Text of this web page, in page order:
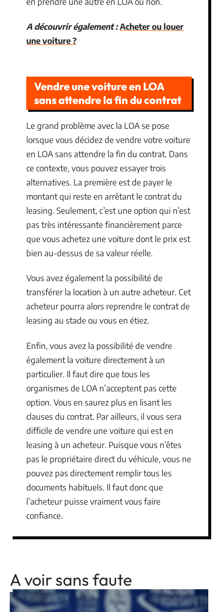
A découvrir également :Acheter ou louer
une voiture ?
Vendre une voiture en LOA
sans attendre la fin du contrat
Le grand problème avec la LOA se pose
lorsque vous décidez de vendre votre voiture
en LOA sans attendre la fin du contrat. Dans
ce contexte, vous pouvez essayer trois
alternatives. La première est de payer le
montant qui reste en arrêtant le contrat du
leasing. Seulement, c’est une option qui n’est
pas très intéressante financièrement parce
que vous achetez une voiture dont le prix est
bien au-dessus de sa valeur réelle.
Vous avez également la possibilité de
transférer la location à un autre acheteur. Cet
acheteur pourra alors reprendre le contrat de
leasing au stade ou vous en étiez.
Enfin, vous avez la possibilité de vendre
également la voiture directement à un
particulier. Il faut dire que tous les
organismes de LOA n’acceptent pas cette
option. Vous en saurez plus en lisant les
clauses du contrat. Par ailleurs, il vous sera
difficile de vendre une voiture qui est en
leasing à un acheteur. Puisque vous n’êtes
pas le propriétaire direct du véhicule, vous ne
pouvez pas directement remplir tous les
documents habituels. Il faut donc que
l’acheteur puisse vraiment vous faire
confiance.
A voir sans faute